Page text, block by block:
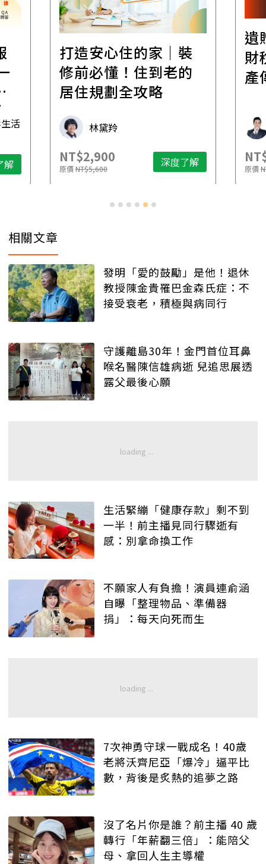
活
解
打造安心住的家｜裝
修前必懂！住到老的
居住規劃全攻略
林黛羚
NT$2,900
原價NT$5,600 深度了解
遺
財
產
原價
相關文章
發明「愛的鼓勵」是他！退休
教授陳金貴罹巴金森氏症：不
接受衰老，積極與病同行
守護離島30年！金門首位耳鼻
喉名醫陳信雄病逝 兒追思展透
露父最後心願
生活緊繃「健康存款」剩不到
一半！前主播見同行驟逝有
感：別拿命換工作
不願家人有負擔！演員連俞涵
自曝「整理物品、準備器
捐」：每天向死而生
7次神勇守球一戰成名！40歲
老將沃齊尼亞「爆冷」逼平比
數，背後是炙熱的追夢之路
沒了名片你是誰？前主播 40 歲
轉行「年薪翻三倍」：能陪父
母、拿回人生主導權